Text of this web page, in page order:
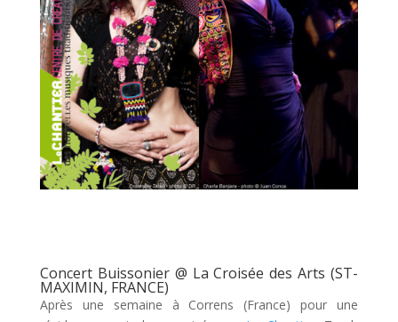
Concert Buissonier @ La Croisée des Arts (ST-
MAXIMIN, FRANCE)
Après une semaine à Correns (France) pour une